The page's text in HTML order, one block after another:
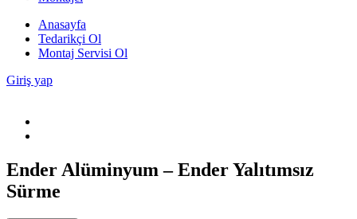
Anasayfa
Tedarikçi Ol
Montaj Servisi Ol
Giriş yap
Ender Alüminyum – Ender Yalıtımsız
Sürme